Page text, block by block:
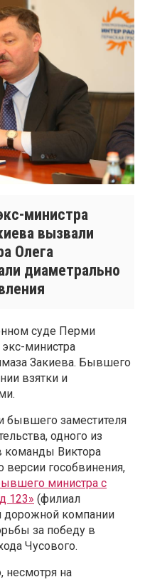
министра
вызвали
Олега
диаметрально
суде Перми
экс-министра
Закиева. Бывшего
взятки и
бывшего заместителя
одного из
команды Виктора
версии гособвинения,
министра с
123» (филиал
дорожной компании
за победу в
Чусового.
несмотря на